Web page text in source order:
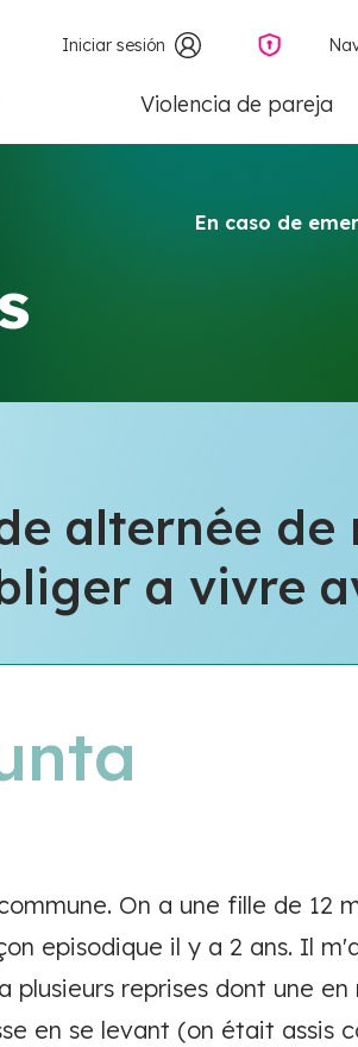
Iniciar sesión
Violencia de pareja
En caso de
alternée
a vivre
On a une fille de 12
episodique il y a 2 ans. Il
reprises dont une en
en se levant (on était assis